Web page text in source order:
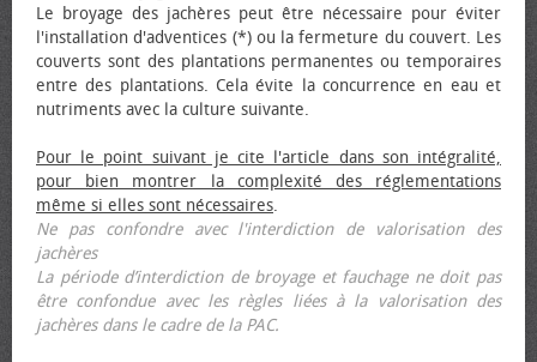
Le broyage des jachères peut être nécessaire pour éviter
l'installation d'adventices (*) ou la fermeture du couvert. Les
couverts sont des plantations permanentes ou temporaires
entre des plantations. Cela évite la concurrence en eau et
nutriments avec la culture suivante.
Pour le point suivant je cite l'article dans son intégralité,
pour bien montrer la complexité des réglementations
même si elles sont nécessaires.
Ne pas confondre avec l'interdiction de valorisation des
jachères
La période d’interdiction de broyage et fauchage ne doit pas
être confondue avec les règles liées à la valorisation des
jachères dans le cadre de la PAC.